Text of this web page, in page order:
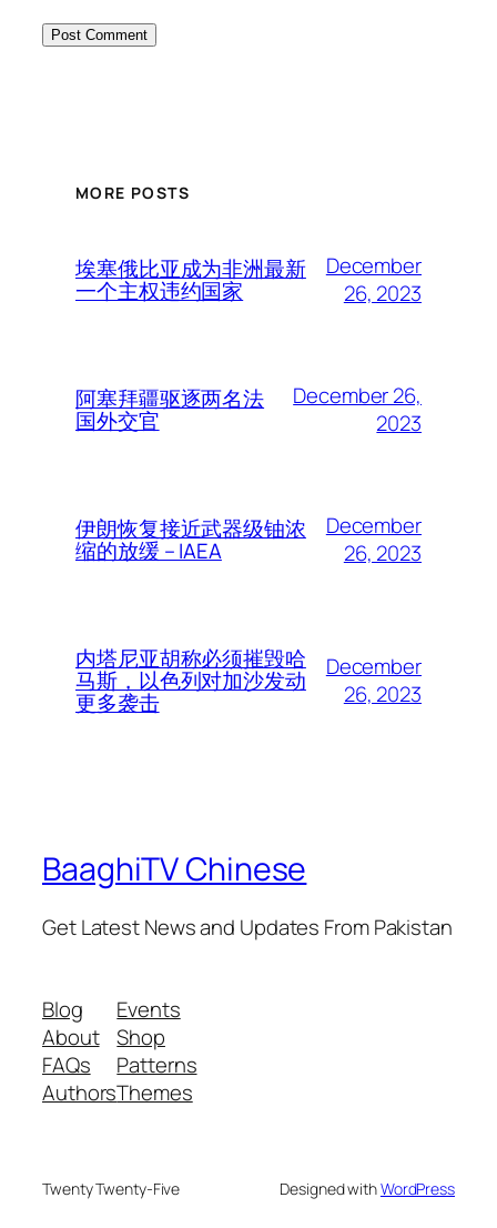
MORE POSTS
埃塞俄比亚成为非洲最新
一个主权违约国家
December
26, 2023
阿塞拜疆驱逐两名法
国外交官
December 26,
2023
伊朗恢复接近武器级铀浓
缩的放缓 – IAEA
December
26, 2023
内塔尼亚胡称必须摧毁哈
马斯，以色列对加沙发动
更多袭击
December
26, 2023
BaaghiTV Chinese
Get Latest News and Updates From Pakistan
Blog
About
FAQs
Authors
Events
Shop
Patterns
Themes
Twenty Twenty-Five Designed withWordPress